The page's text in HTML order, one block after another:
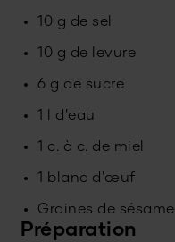
10 g de sel
10 g de levure
6 g de sucre
1 l d'eau
1 c. à c. de miel
1 blanc d'œuf
Graines de sésame
Préparation